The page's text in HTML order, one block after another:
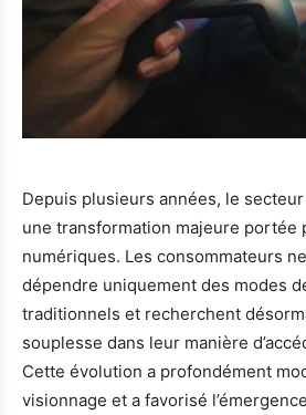
Depuis plusieurs années, le
une transformation majeure portée
numériques. Les consommateurs
dépendre uniquement des modes
traditionnels et recherchent
souplesse dans leur manière
Cette évolution a profondément
visionnage et a favorisé